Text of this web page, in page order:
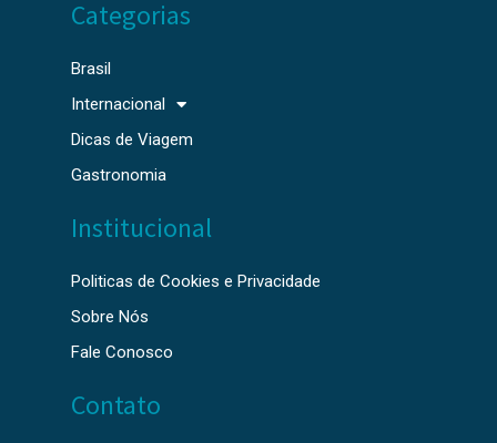
Categorias
Brasil
Internacional
Dicas de Viagem
Gastronomia
Institucional
Politicas de Cookies e Privacidade
Sobre Nós
Fale Conosco
Contato